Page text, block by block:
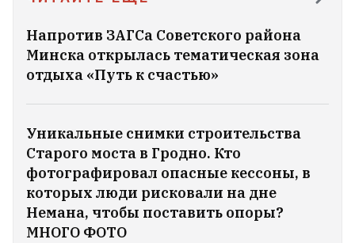
Напротив ЗАГСа Советского района
Минска открылась тематическая зона
отдыха «Путь к счастью»
Уникальные снимки строительства
Старого моста в Гродно. Кто
фотографировал опасные кессоны, в
которых люди рисковали на дне
Немана, чтобы поставить опоры?
МНОГО ФОТО
нескольких белорусских СМИ. Возможно,
она связана с шестой годовщиной
народного подъема 2020 года и
конференцией «Новая Беларусь»,
которая открылась сегодня
В Минске строго наказали убийц
киргизского криминального авторитета
Погибла 18‑летняя Екатерина Садовская,
дочь молодечненской активистки Алеси